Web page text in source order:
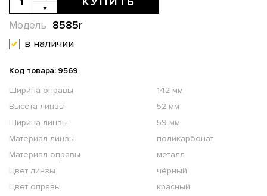
8585r
Модель
в наличии
Код товара: 9569
Ширина оправы
142 мм
Высота линзы
52 мм
Ширина линзы
59 мм
Материал линзы
поликарбонат
Материал оправы
металл
Цвет линзы
чёрный
Цвет оправы
красный